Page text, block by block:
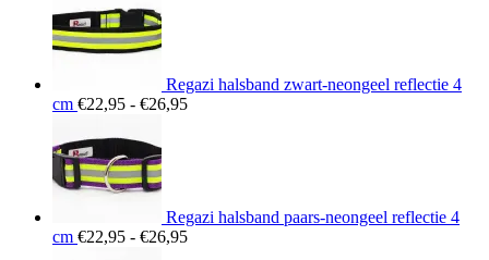
Regazi halsband zwart-neongeel reflectie 4
cm €22,95 - €26,95Prijsklasse:
Regazi halsband paars-neongeel reflectie 4
cm €22,95 - €26,95Prijsklasse: